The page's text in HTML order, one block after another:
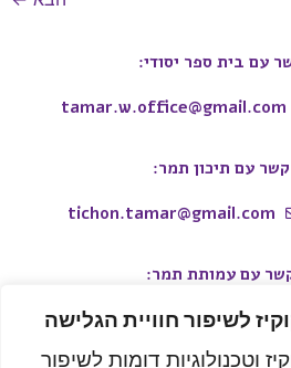
לשיפור חוויית הגלישה
וטכנולוגיות דומות לשיפור
עם בית ספר יסודי:
tamar.w.office@gmail.com
קשר עם תיכון תמר:
tichon.tamar@gmail.com
עם עמותת תמר:
050-9914443